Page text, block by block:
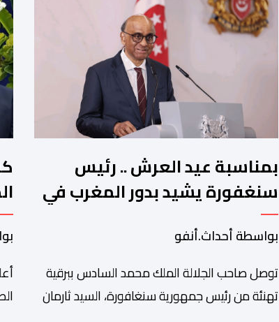
بمناسبة عيد العرش .. رئيس
سنغفورة يشيد بدور المغرب في
تشجيع الحوار بين الأديان
بواسطة أحداث.أنفو
توصل صاحب الجلالة الملك محمد السادس ببرقية
تهنئة من رئيس جمهورية سنغافورة، السيد ثارمان